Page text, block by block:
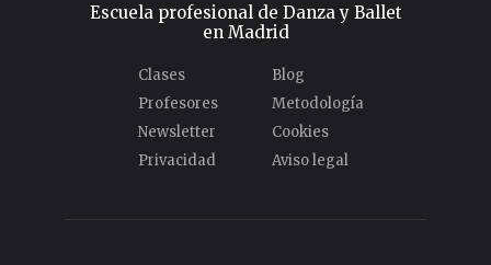
Escuela profesional de Danza y Ballet
en Madrid
Clases
Blog
Profesores
Metodología
Newsletter
Cookies
Privacidad
Aviso legal